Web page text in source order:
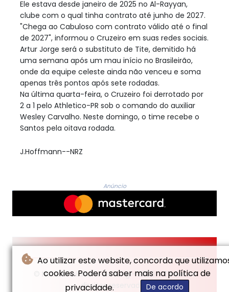
Ao utilizar este website, concorda que
cookies. Poderá saber mais na política de
privacidade.
De acordo
Ele estava desde janeiro de 2025 no Al-Rayyan,
clube com o qual tinha contrato até junho de 2027.
"Chega ao Cabuloso com contrato válido até o final
de 2027", informou o Cruzeiro em suas redes sociais.
Artur Jorge será o substituto de Tite, demitido há
uma semana após um mau início no Brasileirão,
onde da equipe celeste ainda não venceu e soma
apenas três pontos após sete rodadas.
Na última quarta-feira, o Cruzeiro foi derrotado por
2 a 1 pelo Athletico-PR sob o comando do auxiliar
Wesley Carvalho. Neste domingo, o time recebe o
Santos pela oitava rodada.
J.Hoffmann--NRZ
Anúncio
© Neue Rheinische Zeitung - 2026 - Todos os
direitos reservados